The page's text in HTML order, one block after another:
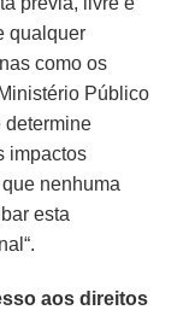
qualquer
como os
Público
determine
impactos
nenhuma
esta
aos direitos